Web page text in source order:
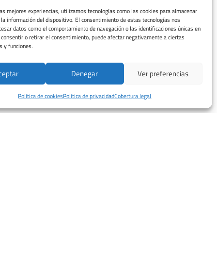
mejores experiencias, utilizamos tecnologías como las cookies para almacenar
información del dispositivo. El consentimiento de estas tecnologías nos
datos como el comportamiento de navegación o las identificaciones únicas en
o retirar el consentimiento, puede afectar negativamente a ciertas
y funciones.
Denegar Ver preferencias
Política de cookiesPolítica de privacidadCobertura legal